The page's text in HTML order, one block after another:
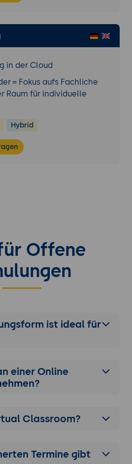
in der Cloud
= Fokus aufs Fachliche
Raum für individuelle
Hybrid
Offene
ist ideal für
einer Online
Classroom?
Termine gibt